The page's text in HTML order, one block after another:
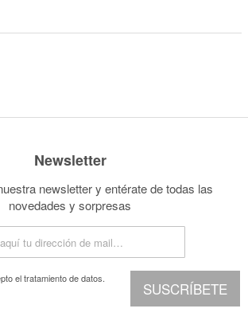
Newsletter
newsletter y entérate de todas las
novedades y sorpresas
SUSCRÍBETE
eltratamiento de datos.